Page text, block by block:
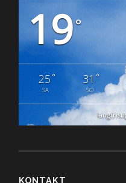
19°
25°
SA
31 °
SO
KONTAKT